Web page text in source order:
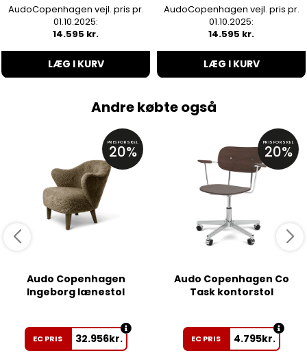
AudoCopenhagen vejl. pris pr.
01.10.2025:
14.595 kr.
LÆG I KURV
AudoCopenhagen vejl. pris pr.
01.10.2025:
14.595 kr.
LÆG I KURV
Andre købte også
PRISFORSKEL
20%
Audo Copenhagen
Ingeborg lænestol
EC PRIS 32.956kr.
PRISFORSKEL
20%
Audo Copenhagen Co
Task kontorstol
EC PRIS 4.795kr.